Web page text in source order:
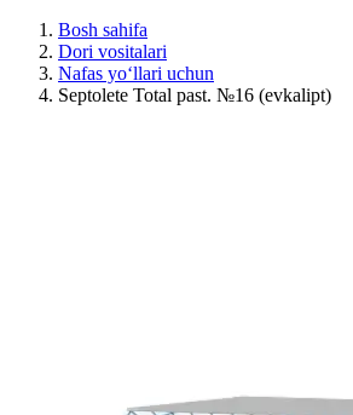
Bosh sahifa
Dori vositalari
Nafas yo‘llari uchun
Septolete Total past. №16 (evkalipt)